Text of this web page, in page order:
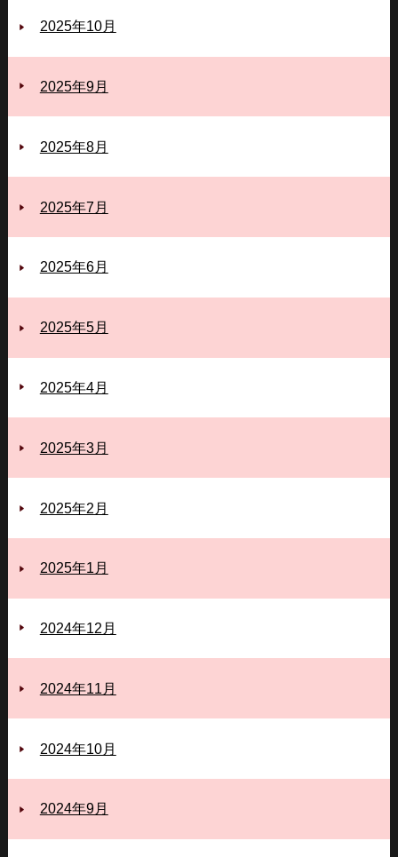
2025年10月
2025年9月
2025年8月
2025年7月
2025年6月
2025年5月
2025年4月
2025年3月
2025年2月
2025年1月
2024年12月
2024年11月
2024年10月
2024年9月